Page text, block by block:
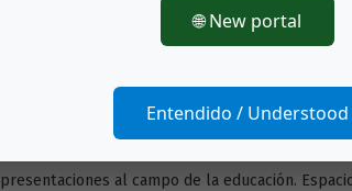
de las Ciencias, 12(2), 347-361. Recuperado
de la educación. México: Paidós,
fenómeno, concepto y teoría. En S.
494). Barcelona, España: Paidós.
al campo de la educación.
🌐 New portal
Entendido / Understood